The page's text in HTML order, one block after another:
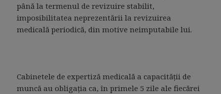
până la termenul de revizuire stabilit,
imposibilitatea neprezentării la revizuirea
medicală periodică, din motive neimputabile lui.
Cabinetele de expertiză medicală a capacităţii de
muncă au obligaţia ca, în primele 5 zile ale fiecărei